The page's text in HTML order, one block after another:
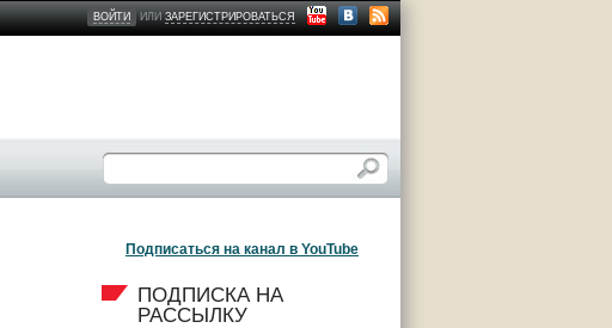
ВОЙТИ ИЛИЗАРЕГИСТРИРОВАТЬСЯ
Подписаться на канал в YouTube
ПОДПИСКА НА
РАССЫЛКУ